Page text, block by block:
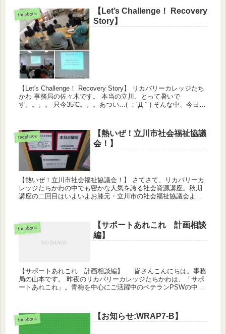
facebook
【Let’s Challenge！ Recovery
Story】
【Let's Challenge！ Recovery Story】 リカバリーカレッジたち
かわ 事務局の佐々木です。 本当の立川、とって暑いで
す。。。。 只今35℃。。。あつい…( ；´Д｀) そんな中、今日も
facebook
【熱いぜ！立川市社会福祉協議
会！】
【熱いぜ！立川市社会福祉協議会！】 さてさて、リカバリーカ
レッジたちかわの中でも密かな人気を誇る社会資源講座。秋期
講座の二回目はいよいよお膝元・立川市の社会福祉協議会より
facebook
【サポートあれこれ 計画相談
編】
【サポートあれこれ 計画相談編】 皆さんこんにちは。事務
局の山本です。 昨夜のリカバリーカレッジたちかわは、「サポ
ートあれこれ」。青梅を中心にご活躍中のベテランPSWの中住
facebook 【お知らせ:WRAP7-B】